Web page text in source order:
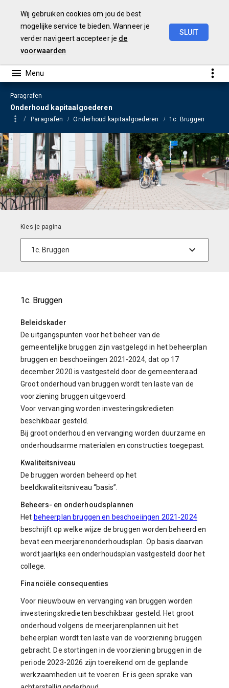
Wij gebruiken cookies om jou de best
mogelijke service te bieden. Wanneer je
verder navigeert accepteer je de
voorwaarden
SLUIT
Paragrafen
Onderhoud kapitaalgoederen
Paragrafen Onderhoud kapitaalgoederen 1c. Bruggen
1c. Bruggen
Beleidskader
De uitgangspunten voor het beheer van de
gemeentelijke bruggen zijn vastgelegd in het beheerplan
bruggen en beschoeiingen 2021-2024, dat op 17
december 2020 is vastgesteld door de gemeenteraad.
Groot onderhoud van bruggen wordt ten laste van de
voorziening bruggen uitgevoerd.
Voor vervanging worden investeringskredieten
beschikbaar gesteld.
Bij groot onderhoud en vervanging worden duurzame en
onderhoudsarme materialen en constructies toegepast.
Kwaliteitsniveau
De bruggen worden beheerd op het
beeldkwaliteitsniveau “basis”.
Beheers- en onderhoudsplannen
Het beheerplan bruggen en beschoeiingen 2021-2024
beschrijft op welke wijze de bruggen worden beheerd en
bevat een meerjarenonderhoudsplan. Op basis daarvan
wordt jaarlijks een onderhoudsplan vastgesteld door het
college.
Financiële consequenties
Voor nieuwbouw en vervanging van bruggen worden
investeringskredieten beschikbaar gesteld. Het groot
onderhoud volgens de meerjarenplannen uit het
beheerplan wordt ten laste van de voorziening bruggen
gebracht. De stortingen in de voorziening bruggen in de
periode 2023-2026 zijn toereikend om de geplande
werkzaamheden uit te voeren. Er is geen sprake van